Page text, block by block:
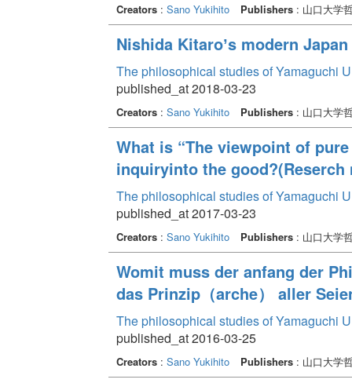
Creators: Sano Yukihito Publishers: 山口大学
Nishida Kitaroʼs modern Japan
The philosophical studies of Yamaguchi
published_at 2018-03-23
Creators: Sano Yukihito Publishers: 山口大学
What is “The viewpoint of
inquiryinto the good?(Reserch
The philosophical studies of Yamaguchi
published_at 2017-03-23
Creators: Sano Yukihito Publishers: 山口大学
Womit muss der anfang der
das Prinzip（arche） aller
The philosophical studies of Yamaguchi
published_at 2016-03-25
Creators: Sano Yukihito Publishers: 山口大学